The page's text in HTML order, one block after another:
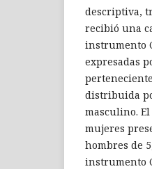
descriptiva,
recibió una
instrumento
expresadas
distribuida
masculino.
mujeres
hombres de
instrumento